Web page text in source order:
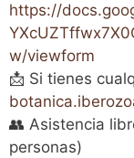
https://
w/viewform
📩 Si tienes
👥 Asistencia
personas)